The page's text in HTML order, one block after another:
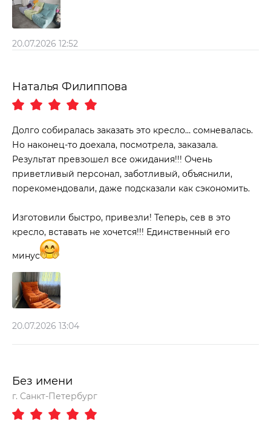
20.07.2026 12:52
Наталья Филиппова
Долго собиралась заказать это кресло… сомневалась.
Но наконец-то доехала, посмотрела, заказала.
Результат превзошел все ожидания!!! Очень
приветливый персонал, заботливый, объяснили,
порекомендовали, даже подсказали как сэкономить.
Изготовили быстро, привезли! Теперь, сев в это
кресло, вставать не хочется!!! Единственный его
минус
20.07.2026 13:04
Без имени
г. Санкт-Петербург